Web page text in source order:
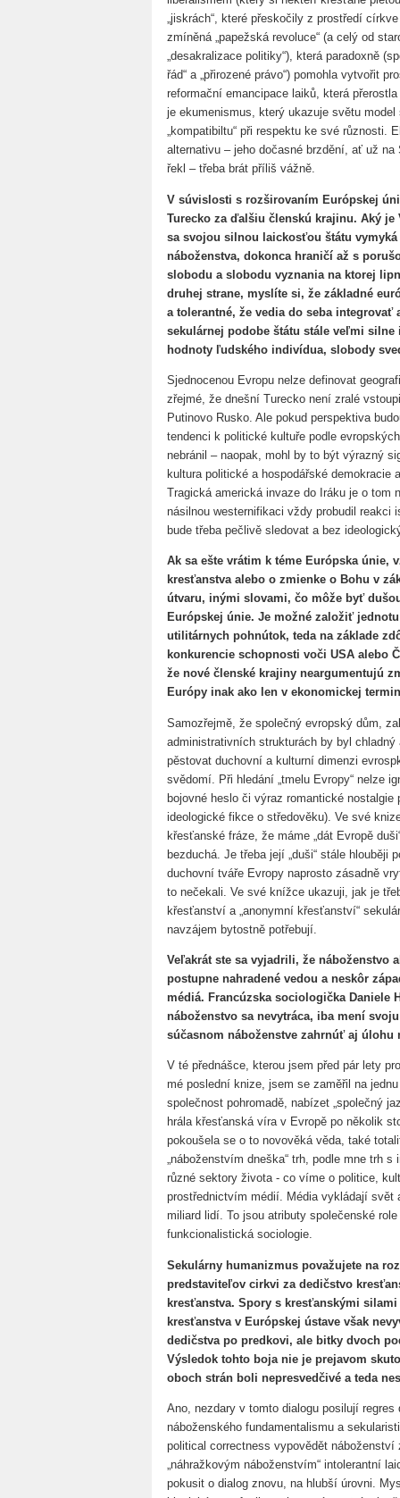
„jiskrách“, které přeskočily z prostředí
zmíněná „papežská revoluce“ (a celý od
„desakralizace politiky“), která paradoxně
řád“ a „přirozené právo“) pomohla vytvořit
reformační emancipace laiků, která
je ekumenismus, který ukazuje světu
„kompatibiltu“ při respektu ke své různosti.
alternativu – jeho dočasné brzdění, ať už
řekl – třeba brát příliš vážně.
V súvislosti s rozširovaním Európskej
Turecko za ďalšiu členskú krajinu. Aký
sa svojou silnou laickosťou štátu
náboženstva, dokonca hraničí až s
slobodu a slobodu vyznania na ktorej
druhej strane, myslíte si, že základné
a tolerantné, že vedia do seba
sekulárnej podobe štátu stále veľmi
hodnoty ľudského indivídua, slobody
Sjednocenou Evropu nelze definovat
zřejmé, že dnešní Turecko není zralé
Putinovo Rusko. Ale pokud perspektiva
tendenci k politické kultuře podle
nebránil – naopak, mohl by to být výrazný
kultura politické a hospodářské
Tragická americká invaze do Iráku je o tom
násilnou westernifikaci vždy probudil
bude třeba pečlivě sledovat a bez
Ak sa ešte vrátim k téme Európska únie,
kresťanstva alebo o zmienke o Bohu v
útvaru, inými slovami, čo môže byť
Európskej únie. Je možné založiť
utilitárnych pohnútok, teda na základe
konkurencie schopnosti voči USA alebo
že nové členské krajiny neargumentujú
Európy inak ako len v ekonomickej
Samozřejmě, že společný evropský dům,
administrativních strukturách by byl
pěstovat duchovní a kulturní dimenzi
svědomí. Při hledání „tmelu Evropy“ nelze
bojovné heslo či výraz romantické
ideologické fikce o středověku). Ve své
křesťanské fráze, že máme „dát Evropě
bezduchá. Je třeba její „duši“ stále
duchovní tváře Evropy naprosto zásadně
to nečekali. Ve své knížce ukazuji, jak je
křesťanství a „anonymní křesťanství“
navzájem bytostně potřebují.
Veľakrát ste sa vyjadrili, že náboženstvo
postupne nahradené vedou a neskôr
médiá. Francúzska sociologička Daniele
náboženstvo sa nevytráca, iba mení
súčasnom náboženstve zahrnúť aj úlohu
V té přednášce, kterou jsem před pár lety
mé poslední knize, jsem se zaměřil na
společnost pohromadě, nabízet „společný
hrála křesťanská víra v Evropě po několik
pokoušela se o to novověká věda, také
„náboženstvím dneška“ trh, podle mne trh
různé sektory života - co víme o politice,
prostřednictvím médií. Média vykládají
miliard lidí. To jsou atributy společenské
funkcionalistická sociologie.
Sekulárny humanizmus považujete na
predstaviteľov cirkvi za dedičstvo
kresťanstva. Spory s kresťanskými
kresťanstva v Európskej ústave však
dedičstva po predkovi, ale bitky dvoch
Výsledok tohto boja nie je prejavom
oboch strán boli nepresvedčivé a teda
Ano, nezdary v tomto dialogu posilují
náboženského fundamentalismu a
political correctness vypovědět náboženství
„náhražkovým náboženstvím“ intolerantní
pokusit o dialog znovu, na hlubší úrovni.